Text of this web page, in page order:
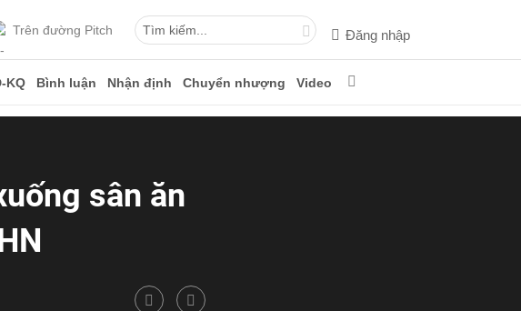
Trên đường Pitch Đăng nhập
KQ Bình luận Nhận định Chuyển nhượng Video
sân ăn